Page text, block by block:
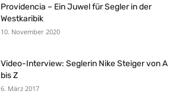
Providencia – Ein Juwel für Segler in der
Westkaribik
10. November 2020
Video-Interview: Seglerin Nike Steiger von A
bis Z
6. März 2017